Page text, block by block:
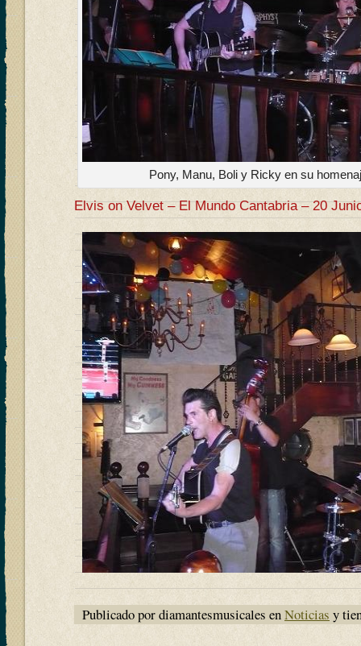
Pony, Manu, Boli y Ricky en su
Elvis on Velvet – El Mundo Cantabria – 20
Publicado por diamantesmusicales enNoticias y